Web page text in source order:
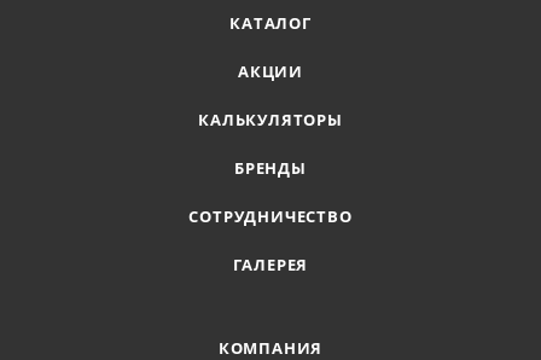
КАТАЛОГ
АКЦИИ
КАЛЬКУЛЯТОРЫ
БРЕНДЫ
СОТРУДНИЧЕСТВО
ГАЛЕРЕЯ
КОМПАНИЯ